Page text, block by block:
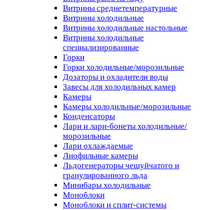
Витрины среднетемпературные
Витрины холодильные
Витрины холодильные настольные
Витрины холодильные
специализированные
Горки
Горки холодильные/морозильные
Дозаторы и охладители воды
Завесы для холодильных камер
Камеры
Камеры холодильные/морозильные
Конденсаторы
Лари и лари-бонеты холодильные/
морозильные
Лари охлаждаемые
Лиофильные камеры
Льдогенераторы чешуйчатого и
гранулированного льда
Минибары холодильные
Моноблоки
Моноблоки и сплит-системы